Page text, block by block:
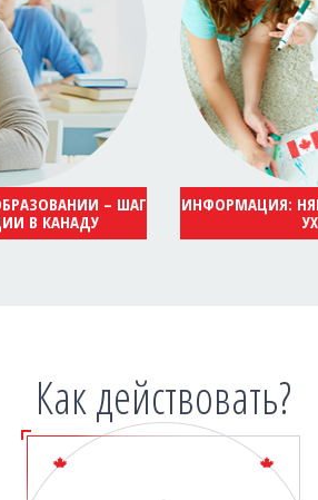
– ШАГ
В КАНАДУ
ИНФОРМАЦИЯ:
Как действовать?